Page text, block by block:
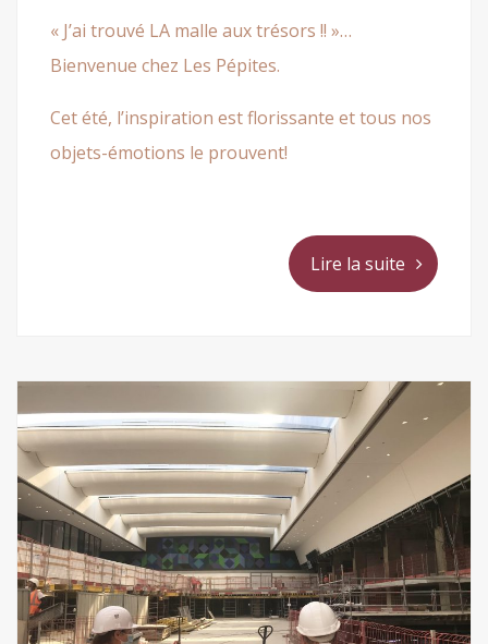
« J’ai trouvé LA malle aux trésors !! »…
Bienvenue chez Les Pépites.
Cet été, l’inspiration est florissante et tous nos
objets-émotions le prouvent!
Lire la suite